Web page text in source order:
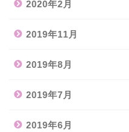
2020年2月
2019年11月
2019年8月
2019年7月
2019年6月